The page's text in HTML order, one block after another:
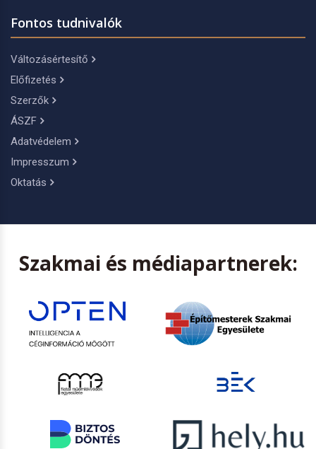
Fontos tudnivalók
Változásértesítő
Előfizetés
Szerzők
ÁSZF
Adatvédelem
Impresszum
Oktatás
Szakmai és médiapartnerek: